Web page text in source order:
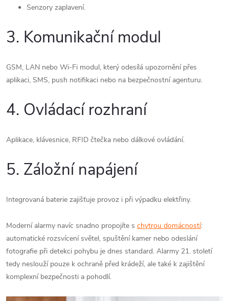
Senzory zaplavení.
3. Komunikační modul
GSM, LAN nebo Wi-Fi modul, který odesílá upozornění přes
aplikaci, SMS, push notifikaci nebo na bezpečnostní agenturu.
4. Ovládací rozhraní
Aplikace, klávesnice, RFID čtečka nebo dálkové ovládání.
5. Záložní napájení
Integrovaná baterie zajišťuje provoz i při výpadku elektřiny.
Moderní alarmy navíc snadno propojíte s chytrou domácností:
automatické rozsvícení světel, spuštění kamer nebo odeslání
fotografie při detekci pohybu je dnes standard. Alarmy 21. století
tedy neslouží pouze k ochraně před krádeží, ale také k zajištění
komplexní bezpečnosti a pohodlí.